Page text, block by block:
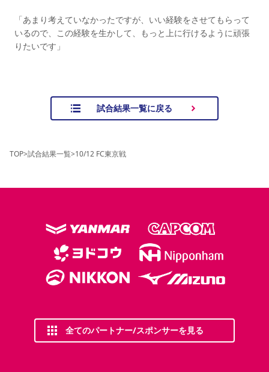
「あまり考えていなかったですが、いい経験をさせてもらって
いるので、この経験を生かして、もっと上に行けるように頑張
りたいです」
試合結果一覧に戻る
TOP>試合結果一覧>10/12 FC東京戦
全てのパートナー/スポンサーを見る